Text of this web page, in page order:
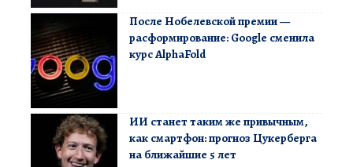
После Нобелевской премии —
расформирование: Google сменила
курс AlphaFold
ИИ станет таким же привычным,
как смартфон: прогноз Цукерберга
на ближайшие 5 лет